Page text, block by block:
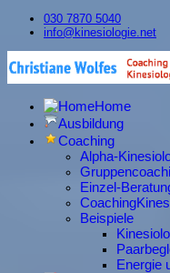
030 7870 5040
info@kinesiologie.net
Home
Ausbildung
Coaching
Alpha-
Einzel-
Beispiele
Energie